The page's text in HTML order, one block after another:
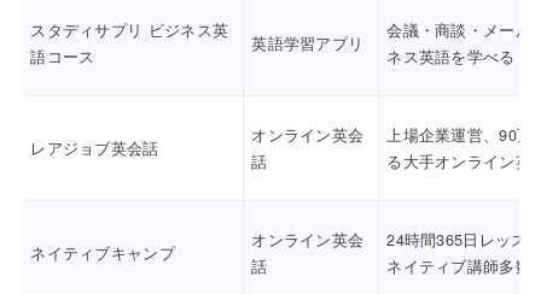
スタディサプリ ビジネス英
語コース
英語学習アプリ
会議・商談・メール
ネス英語を学べる
レアジョブ英会話
オンライン英会
話
上場企業運営、90万
る大手オンライン英
ネイティブキャンプ
オンライン英会
話
24時間365日レッス
ネイティブ講師多数